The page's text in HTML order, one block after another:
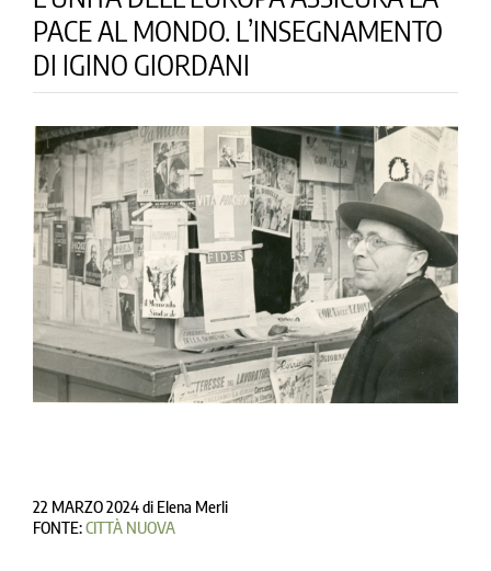
notizie
PACE AL MONDO. L’INSEGNAMENTO
DI IGINO GIORDANI
22 MARZO 2024diElena Merli
FONTE:CITTÀ NUOVA